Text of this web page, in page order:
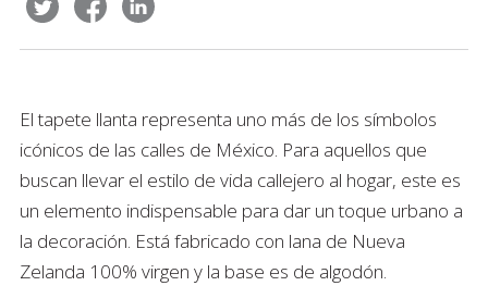
El tapete llanta representa uno más de los símbolos
icónicos de las calles de México. Para aquellos que
buscan llevar el estilo de vida callejero al hogar, este es
un elemento indispensable para dar un toque urbano a
la decoración. Está fabricado con lana de Nueva
Zelanda 100% virgen y la base es de algodón.